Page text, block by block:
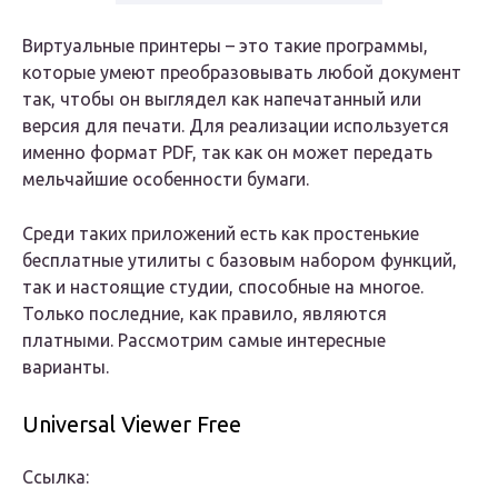
Виртуальные принтеры – это такие программы,
которые умеют преобразовывать любой документ
так, чтобы он выглядел как напечатанный или
версия для печати. Для реализации используется
именно формат PDF, так как он может передать
мельчайшие особенности бумаги.
Среди таких приложений есть как простенькие
бесплатные утилиты с базовым набором функций,
так и настоящие студии, способные на многое.
Только последние, как правило, являются
платными. Рассмотрим самые интересные
варианты.
Universal Viewer Free
Ссылка: